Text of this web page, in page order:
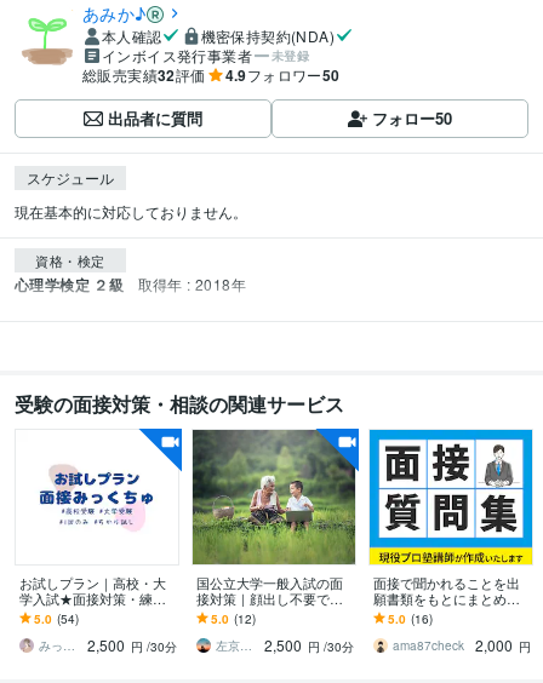
あみか♪
本人確認
機密保持契約(NDA)
インボイス発行事業者
未登録
総販売実績32評価 4.9フォロワー50
出品者に質問 フォロー50
スケジュール
現在基本的に対応しておりません。
資格・検定
心理学検定 ２級 取得年 : 2018年
受験の面接対策・相談の関連サービス
お試しプラン｜高校・大
学入試★面接対策・練習
します 【国語の教員免許
取得★塾講師経験有】
5.0 (54)
みっくちゅ
2,500 円 /30分
国公立大学一般入試の面
接対策｜顔出し不要でで
きます 面接指導経験が圧
倒的！志望校ごとに徹底
対策！合格への接指導
5.0 (12)
左京先生
2,500 円 /30分
面接で聞かれることを出
願書類をもとにまとめま
す 現役プロ塾講師が、面
接で聞かれることを質問
形式でまとめます！
5.0 (16)
ama87check
2,000 円